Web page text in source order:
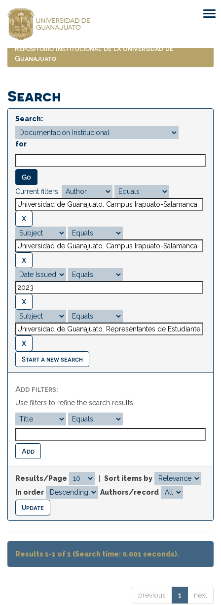
navigation
Repositorio Institucional de la Universidad de
Guanajuato
Search
Search:
for
Current filters:
Start a new search
Add filters:
Use filters to refine the search results.
Results/Page
Sort items by
In order
Authors/record
Results 1-1 of 1 (Search time: 0.001 seconds).
previous 1 next